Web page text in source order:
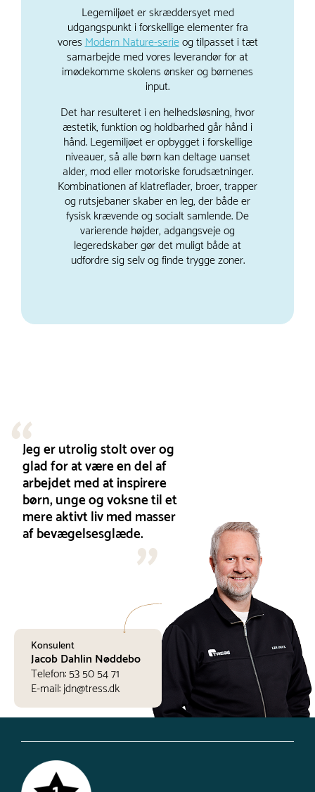
Legemiljøet er skræddersyet med
udgangspunkt i forskellige elementer fra
voresModern Nature-serieog tilpasset i tæt
samarbejde med vores leverandør for at
imødekomme skolens ønsker og børnenes
input.
Det har resulteret i en helhedsløsning, hvor
æstetik, funktion og holdbarhed går hånd i
hånd. Legemiljøet er opbygget i forskellige
niveauer, så alle børn kan deltage uanset
alder, mod eller motoriske forudsætninger.
Kombinationen af klatreflader, broer, trapper
og rutsjebaner skaber en leg, der både er
fysisk krævende og socialt samlende. De
varierende højder, adgangsveje og
legeredskaber gør det muligt både at
udfordre sig selv og finde trygge zoner.
Jeg er utrolig stolt over og
glad for at være en del af
arbejdet med at inspirere
børn, unge og voksne til et
mere aktivt liv med masser
af bevægelsesglæde.
Konsulent
Jacob Dahlin Nøddebo
Telefon:53 50 54 71
E-mail:jdn@tress.dk